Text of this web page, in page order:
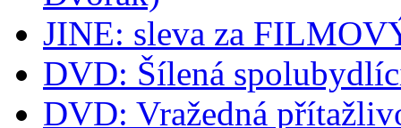
JINE: sleva za
DVD: Šílená
DVD: Vražedná